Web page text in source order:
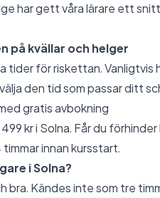
har gett våra lärare ett
på kvällar och helger
tider för riskettan. Vanligtvis
den tid som passar ditt
gratis avbokning
kr i Solna. Får du
innan kursstart.
i Solna?
bra. Kändes inte som tre